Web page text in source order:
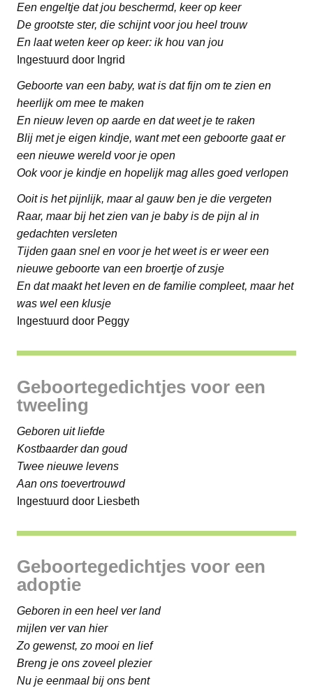
Een engeltje dat jou beschermd, keer op keer
De grootste ster, die schijnt voor jou heel trouw
En laat weten keer op keer: ik hou van jou
Ingestuurd door Ingrid
Geboorte van een baby, wat is dat fijn om te zien en
heerlijk om mee te maken
En nieuw leven op aarde en dat weet je te raken
Blij met je eigen kindje, want met een geboorte gaat er
een nieuwe wereld voor je open
Ook voor je kindje en hopelijk mag alles goed verlopen
Ooit is het pijnlijk, maar al gauw ben je die vergeten
Raar, maar bij het zien van je baby is de pijn al in
gedachten versleten
Tijden gaan snel en voor je het weet is er weer een
nieuwe geboorte van een broertje of zusje
En dat maakt het leven en de familie compleet, maar het
was wel een klusje
Ingestuurd door Peggy
Geboortegedichtjes voor een
tweeling
Geboren uit liefde
Kostbaarder dan goud
Twee nieuwe levens
Aan ons toevertrouwd
Ingestuurd door Liesbeth
Geboortegedichtjes voor een
adoptie
Geboren in een heel ver land
mijlen ver van hier
Zo gewenst, zo mooi en lief
Breng je ons zoveel plezier
Nu je eenmaal bij ons bent